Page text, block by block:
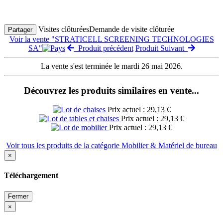
Partager Visites clôturéesDemande de visite clôturée
Voir la vente "STRATICELL SCREENING TECHNOLOGIES
SA"
Produit précédent Produit Suivant
La vente s'est terminée le mardi 26 mai 2026.
Découvrez les produits similaires en vente...
Prix actuel : 29,13 €
Prix actuel : 29,13 €
Prix actuel : 29,13 €
Voir tous les produits de la catégorie Mobilier & Matériel de bureau
×
Téléchargement
Fermer
×